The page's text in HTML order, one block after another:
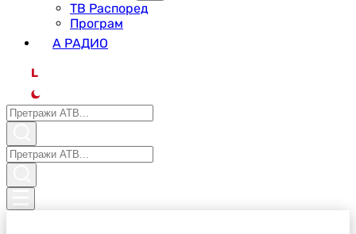
ТВ Распоред
Програм
А РАДИО
L